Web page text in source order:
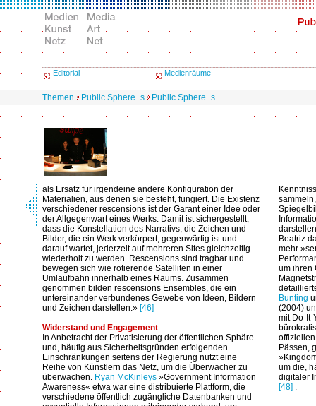
Editorial Medienräume
Themen Public Sphere_s Public Sphere_s
als Ersatz für irgendeine andere Konfiguration der
Materialien, aus denen sie besteht, fungiert. Die Existenz
verschiedener rescensions ist der Garant einer Idee oder
der Allgegenwart eines Werks. Damit ist sichergestellt,
dass die Konstellation des Narrativs, die Zeichen und
Bilder, die ein Werk verkörpert, gegenwärtig ist und
darauf wartet, jederzeit auf mehreren Sites gleichzeitig
wiederholt zu werden. Rescensions sind tragbar und
bewegen sich wie rotierende Satelliten in einer
Umlaufbahn innerhalb eines Raums. Zusammen
genommen bilden rescensions Ensembles, die ein
untereinander verbundenes Gewebe von Ideen, Bildern
und Zeichen darstellen.» [46]
Widerstand und Engagement
In Anbetracht der Privatisierung der öffentlichen Sphäre
und, häufig aus Sicherheitsgründen erfolgenden
Einschränkungen seitens der Regierung nutzt eine
Reihe von Künstlern das Netz, um die Überwacher zu
überwachen. Ryan McKinleys »Government Information
Awareness« etwa war eine distribuierte Plattform, die
verschiedene öffentlich zugängliche Datenbanken und
Beatriz
mehr
um ihren
Bunting
(2004)
mit Do-
Pässen,
um die,
digitaler
[48] .